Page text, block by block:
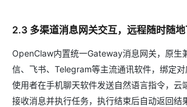
2.3 多渠道消息网关交互，远程随时随
OpenClaw内置统一Gateway消息网关，原生
信、飞书、Telegram等主流通讯软件，绑定对
使用者在手机聊天软件发送自然语言指令，云
接收消息并执行任务，执行结束后自动返回结